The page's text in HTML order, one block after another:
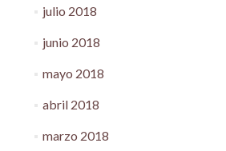
julio 2018
junio 2018
mayo 2018
abril 2018
marzo 2018